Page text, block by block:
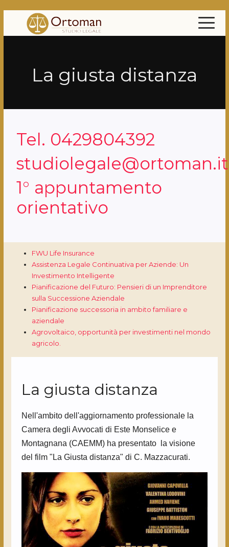
La giusta distanza
Tel. 0429804392
studiolegale@ortoman.it
1° appuntamento
orientativo
FWU Life Insurance
Assistenza Legale Continuativa per Aziende: Un
Investimento Intelligente
Pianificazione del Futuro: Pensieri di un Imprenditore
sulla Successione Aziendale
Pianificazione successoria in ambito familiare e
aziendale
Agrovoltaico, opportunità per investimenti nel mondo
agricolo.
La giusta distanza
Nell'ambito dell'aggiornamento professionale la
Camera degli Avvocati di Este Monselice e
Montagnana (CAEMM) ha presentato la visione
del film "La Giusta distanza" di C. Mazzacurati.